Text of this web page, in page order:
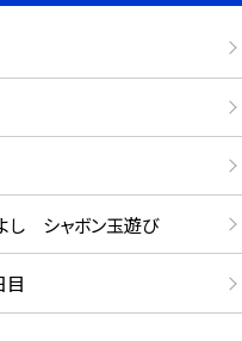
シャボン玉遊び